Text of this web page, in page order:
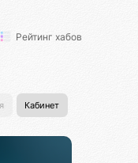
Рейтинг хабов
Кабинет